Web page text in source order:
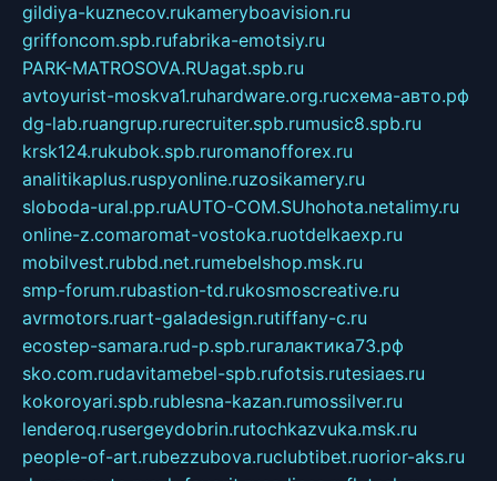
gildiya-kuznecov.rukameryboavision.ru
griffoncom.spb.rufabrika-emotsiy.ru
PARK-MATROSOVA.RUagat.spb.ru
avtoyurist-moskva1.ruhardware.org.ruсхема-авто.рф
dg-lab.ruangrup.rurecruiter.spb.rumusic8.spb.ru
krsk124.rukubok.spb.ruromanofforex.ru
analitikaplus.ruspyonline.ruzosikamery.ru
sloboda-ural.pp.ruAUTO-COM.SUhohota.netalimy.ru
online-z.comaromat-vostoka.ruotdelkaexp.ru
mobilvest.rubbd.net.rumebelshop.msk.ru
smp-forum.rubastion-td.rukosmoscreative.ru
avrmotors.ruart-galadesign.rutiffany-c.ru
ecostep-samara.rud-p.spb.ruгалактика73.рф
sko.com.rudavitamebel-spb.rufotsis.rutesiaes.ru
kokoroyari.spb.rublesna-kazan.rumossilver.ru
lenderoq.rusergeydobrin.rutochkazvuka.msk.ru
people-of-art.rubezzubova.ruclubtibet.ruorior-aks.ru